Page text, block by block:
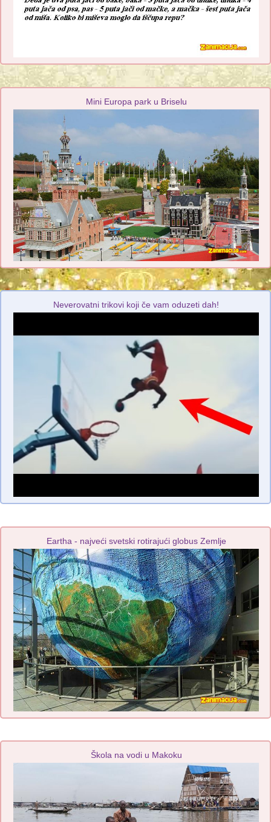
Mini Europa park u Briselu
Neverovatni trikovi koji če vam oduzeti dah!
Eartha - najveći svetski rotirajući globus Zemlje
Škola na vodi u Makoku